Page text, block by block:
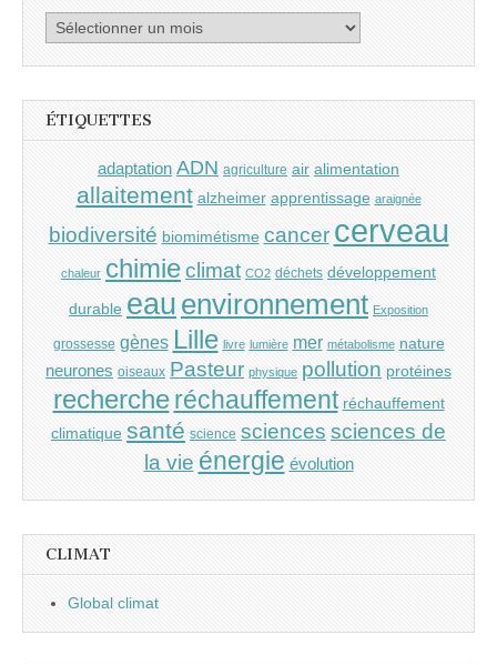
Archives
ÉTIQUETTES
adaptation ADN agriculture air alimentation
allaitement alzheimer apprentissage araignée
biodiversité biomimétisme cancer cerveau
chaleur chimieclimat CO2 déchets développement
durable eau environnement Exposition
grossesse gènes Lille livre lumière mer métabolisme nature
neurones oiseaux Pasteur physique pollution protéines
recherche réchauffement réchauffement
climatique santé science sciences sciences de
la vie énergie évolution
CLIMAT
Global climat